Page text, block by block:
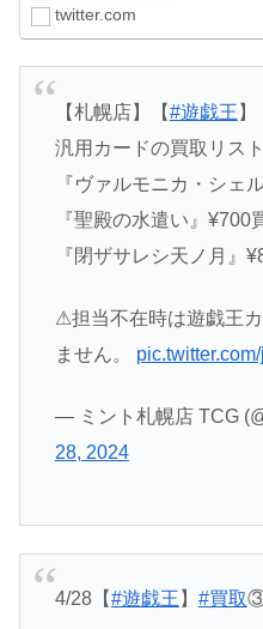
twitter.com
【札幌店】【#遊戯王 】
汎用カードの買取リス
『ヴァルモニカ・シェ
『聖殿の水遣い』¥700
『閉ザサレシ天ノ月』
⚠担当不在時は遊戯王
ません。
— ミント札幌店 TCG
28, 2024
4/28【#遊戯王 】 #買取